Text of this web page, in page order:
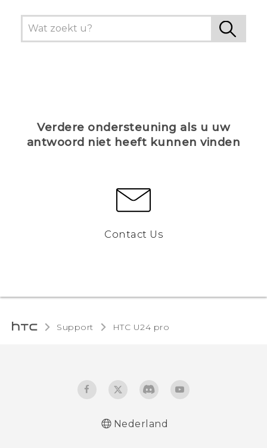
Verdere ondersteuning als u uw
antwoord niet heeft kunnen vinden
Contact Us
Support HTC U24 pro‎
Nederland